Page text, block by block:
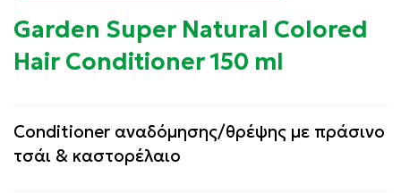
Garden Super Natural Colored
Hair Conditioner 150 ml
Conditioner αναδόμησης/θρέψης με πράσινο
τσάι & καστορέλαιο